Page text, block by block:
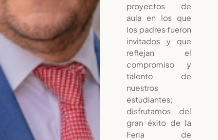
proyectos de
aula en los que
los padres fueron
invitados y que
reflejan el
compromiso y
talento de
nuestros
estudiantes;
disfrutamos del
gran éxito de la
Feria de